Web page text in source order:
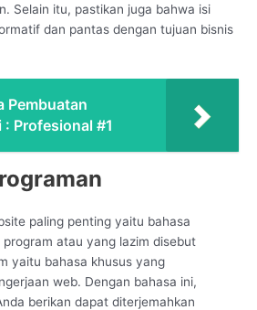
Selain itu, pastikan juga bahwa isi
dan pantas dengan tujuan bisnis
Pembuatan
Profesional #1
paling penting yaitu bahasa
atau yang lazim disebut
yaitu bahasa khusus yang
web. Dengan bahasa ini,
berikan dapat diterjemahkan